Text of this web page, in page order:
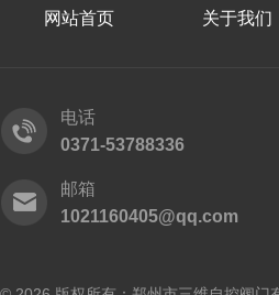
网站首页 关于我们
电话
0371-53788336
邮箱
1021160405@qq.com